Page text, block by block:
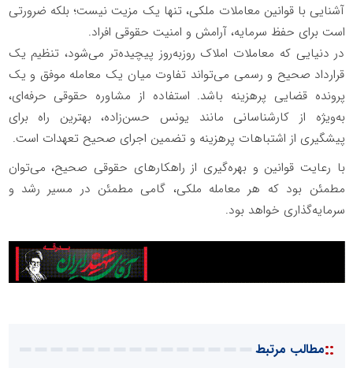
آشنایی با قوانین معاملات ملکی، تنها یک مزیت نیست؛ بلکه ضرورتی
است برای حفظ سرمایه، آرامش و امنیت حقوقی افراد.
در دنیایی که معاملات املاک روزبه‌روز پیچیده‌تر می‌شود، تنظیم یک
قرارداد صحیح و رسمی می‌تواند تفاوت میان یک معامله موفق و یک
پرونده قضایی پرهزینه باشد. استفاده از مشاوره حقوقی حرفه‌ای،
به‌ویژه از کارشناسانی مانند یونس حسن‌زاده، بهترین راه برای
پیشگیری از اشتباهات پرهزینه و تضمین اجرای صحیح تعهدات است.
با رعایت قوانین و بهره‌گیری از راهکارهای حقوقی صحیح، می‌توان
مطمئن بود که هر معامله ملکی، گامی مطمئن در مسیر رشد و
سرمایه‌گذاری خواهد بود.
::مطالب مرتبط